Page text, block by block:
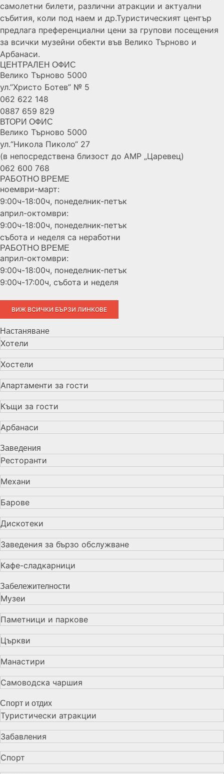
самолетни билети, различни атракции и актуални
събития, коли под наем и др.Туристическият център
предлага преференциални цени за групови посещения
за всички музейни обекти във Велико Търново и
Арбанаси.
ЦЕНТРАЛЕН ОФИС
Велико Търново 5000
ул.”Христо Ботев” № 5
062 622 148
0887 659 829
ВТОРИ ОФИС
Велико Търново 5000
ул.“Никола Пиколо“ 27
(в непосредствена близост до АМР „Царевец)
062 600 768
РАБОТНО ВРЕМЕ
ноември-март:
9:00ч-18:00ч, понеделник-петък
април-октомври:
9:00ч-18:00ч, понеделник-петък
събота и неделя са неработни
РАБОТНО ВРЕМЕ
април-октомври:
9:00ч-18:00ч, понеделник-петък
9:00ч-17:00ч, събота и неделя
ВИЖ ВСИЧКИ БЪРЗИ ЛИНКОВЕ
Настаняване
Хотели
Хостели
Апартаменти за гости
Къщи за гости
Арбанаси
Заведения
Ресторанти
Механи
Барове
Дискотеки
Заведения за бързо обслужване
Кафе-сладкарници
Забележителности
Музеи
Паметници и паркове
Църкви
Манастири
Самоводска чаршия
Спорт и отдих
Туристически атракции
Забавления
Спорт